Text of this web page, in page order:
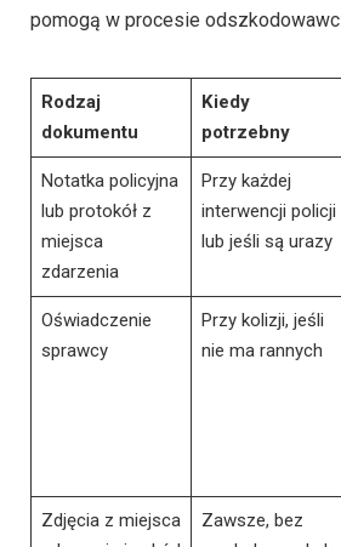
pomogą w procesie
Rodzaj
dokumentu
Kiedy
potrzebny
Notatka policyjna
lub protokół z
miejsca
zdarzenia
Przy każdej
interwencji policji
lub jeśli są urazy
Oświadczenie
sprawcy
Przy kolizji, jeśli
nie ma rannych
Zdjęcia z miejsca
Zawsze, bez